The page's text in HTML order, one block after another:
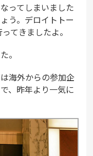
ってしまいました
う。デロイトトー
てきましたよ。
。
海外からの参加企
、昨年より一気に